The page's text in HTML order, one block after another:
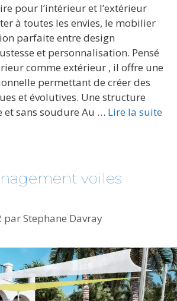
pour l’intérieur et l’extérieur
à toutes les envies, le mobilier
parfaite entre design
et personnalisation. Pensé
comme extérieur , il offre une
permettant de créer des
et évolutives. Une structure
sans soudure Au … Lire la suite
voiles
parStephane Davray